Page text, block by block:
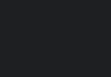
Games?
Connect?